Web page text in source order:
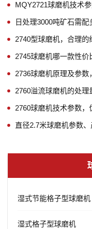
MQY2721球磨机技术
日处理3000吨矿石需配
2740型球磨机，合理的
2745球磨机哪一款性价
2736球磨机原理及参
2760溢流球磨机的处理
2760球磨机技术参数
直径2.7米球磨机参数、
湿式节能格子型球磨机
湿式格子型球磨机